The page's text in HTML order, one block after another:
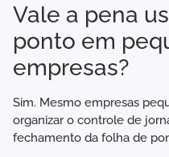
Vale a pena
ponto em
empresas?
Sim. Mesmo empresas
organizar o controle de
fechamento da folha de